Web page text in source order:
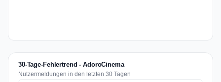
30-Tage-Fehlertrend - AdoroCinema
Nutzermeldungen in den letzten 30 Tagen